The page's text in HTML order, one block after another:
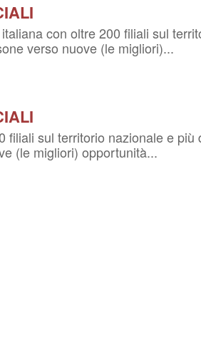
con oltre 200 filiali sul
verso nuove (le migliori)...
sul territorio nazionale e
(le migliori) opportunità...